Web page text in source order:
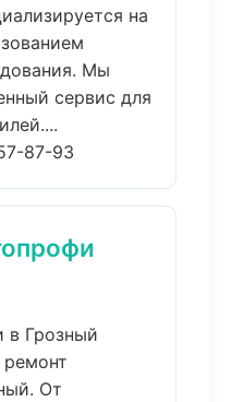
на
Мы
сервис для
87-93
в Грозный
ремонт
От